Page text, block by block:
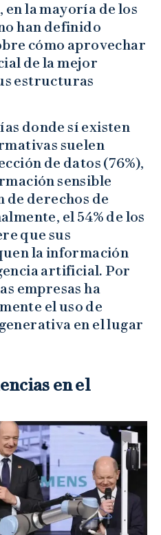
la mayoría de los
han definido
cómo aprovechar
de la mejor
estructuras
donde sí existen
suelen
de datos (76%),
sensible
de derechos de
el 54% de los
que sus
la información
artificial. Por
empresas ha
el uso de
en el lugar
en el